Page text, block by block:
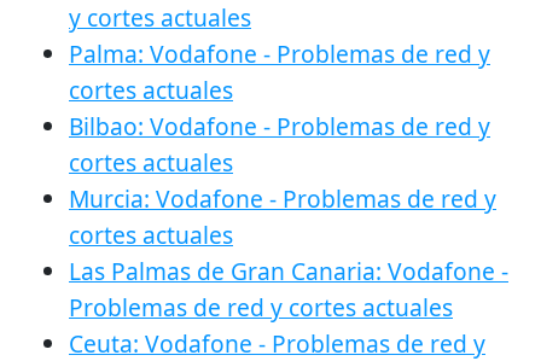
y cortes actuales
Palma: Vodafone - Problemas de red y
cortes actuales
Bilbao: Vodafone - Problemas de red y
cortes actuales
Murcia: Vodafone - Problemas de red y
cortes actuales
Las Palmas de Gran Canaria: Vodafone -
Problemas de red y cortes actuales
Ceuta: Vodafone - Problemas de red y